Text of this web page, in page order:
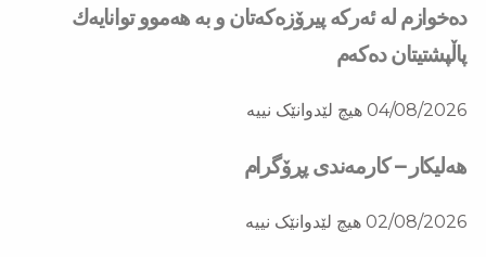
دەخوازم لە ئەركە پیرۆزەكەتان و بە هەموو توانایەك
پاڵپشتیتان دەكەم
04/08/2026 هیچ لێدوانێک نییە
هەلیکار – کارمەندی پڕۆگرام
02/08/2026 هیچ لێدوانێک نییە